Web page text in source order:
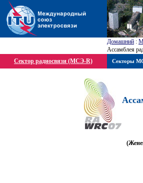
Домашний :
Ассамблея
Сектор радиосвязи (МСЭ-R)
Секторы